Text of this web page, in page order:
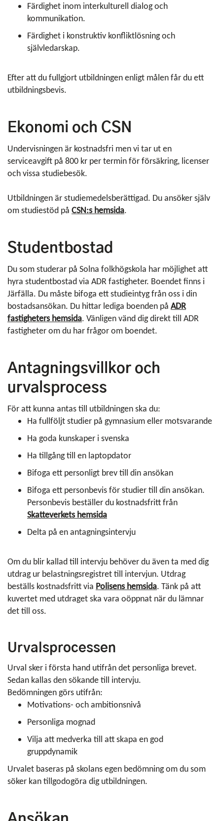
Färdighet inom interkulturell dialog och
kommunikation.
Färdighet i konstruktiv konfliktlösning och
självledarskap.
Efter att du fullgjort utbildningen enligt målen får du ett
utbildningsbevis.
Ekonomi och CSN
Undervisningen är kostnadsfri men vi tar ut en
serviceavgift på 800 kr per termin för försäkring, licenser
och vissa studiebesök.
Utbildningen är studiemedelsberättigad. Du ansöker själv
om studiestöd på CSN:s hemsida.
Studentbostad
Du som studerar på Solna folkhögskola har möjlighet att
hyra studentbostad via ADR fastigheter. Boendet finns i
Järfälla. Du måste bifoga ett studieintyg från oss i din
bostadsansökan. Du hittar lediga boenden på ADR
fastigheters hemsida. Vänligen vänd dig direkt till ADR
fastigheter om du har frågor om boendet.
Antagningsvillkor och
urvalsprocess
För att kunna antas till utbildningen ska du:
Ha fullföljt studier på gymnasium eller motsvarande
Ha goda kunskaper i svenska
Ha tillgång till en laptopdator
Bifoga ett personligt brev till din ansökan
Bifoga ett personbevis för studier till din ansökan.
Personbevis beställer du kostnadsfritt från
Skatteverkets hemsida
Delta på en antagningsintervju
Om du blir kallad till intervju behöver du även ta med dig
utdrag ur belastningsregistret till intervjun. Utdrag
beställs kostnadsfritt via Polisens hemsida. Tänk på att
kuvertet med utdraget ska vara oöppnat när du lämnar
det till oss.
Urvalsprocessen
Urval sker i första hand utifrån det personliga brevet.
Sedan kallas den sökande till intervju.
Bedömningen görs utifrån:
Motivations- och ambitionsnivå
Personliga mognad
Vilja att medverka till att skapa en god
gruppdynamik
Urvalet baseras på skolans egen bedömning om du som
söker kan tillgodogöra dig utbildningen.